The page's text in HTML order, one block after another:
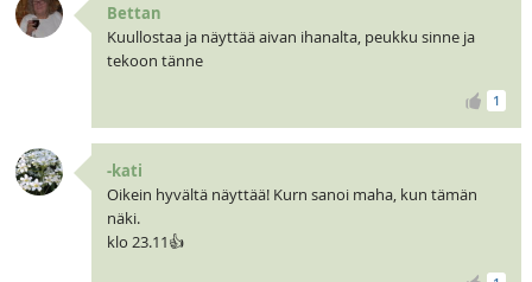
Bettan
Kuullostaa ja näyttää aivan ihanalta, peukku sinne ja
tekoon tänne
1
-kati
Oikein hyvältä näyttää! Kurn sanoi maha, kun tämän
näki.
klo 23.11👍